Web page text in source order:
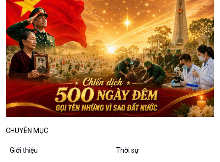
Đối thoại
Diễn đàn chủ nhật
Chuyện đêm
CHUYÊN MỤC
Giới thiệu Thời sự